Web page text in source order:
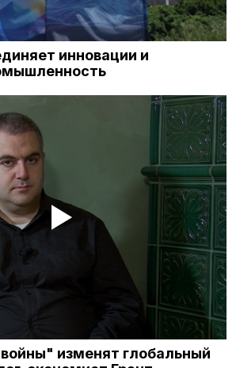
инновации и
изменят глобальный